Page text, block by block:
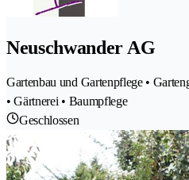
Neuschwander AG
Gartenbau und Gartenpflege •
• Gärtnerei • Baumpflege
Geschlossen